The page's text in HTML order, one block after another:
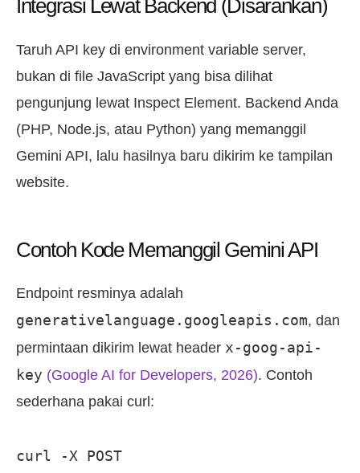
Integrasi Lewat Backend (Disarankan)
Taruh API key di environment variable server,
bukan di file JavaScript yang bisa dilihat
pengunjung lewat Inspect Element. Backend Anda
(PHP, Node.js, atau Python) yang memanggil
Gemini API, lalu hasilnya baru dikirim ke tampilan
website.
Contoh Kode Memanggil Gemini API
Endpoint resminya adalah
generativelanguage.googleapis.com, dan
permintaan dikirim lewat header x-goog-api-
key (Google AI for Developers, 2026). Contoh
sederhana pakai curl:
curl -X POST